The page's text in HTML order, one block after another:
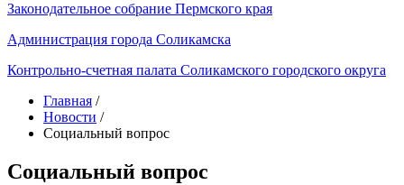
Законодательное собрание Пермского края
Администрация города Соликамска
Контрольно-счетная палата Соликамского городского округа
Главная /
Новости /
Социальный вопрос
Социальный вопрос